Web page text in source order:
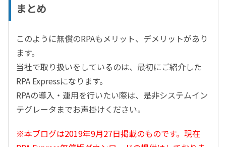
まとめ
このように無償のRPAもメリット、デメリットがあり
ます。
当社で取り扱いをしているのは、最初にご紹介した
RPA Expressになります。
RPAの導入・運用を行いたい際は、是非システムイン
テグレータまでお声掛けください。
※本ブログは2019年9月27日掲載のものです。現在